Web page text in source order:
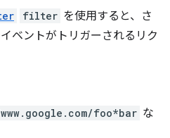
filter を使用すると、さ
ベントがトリガーされるリク
foo*bar な